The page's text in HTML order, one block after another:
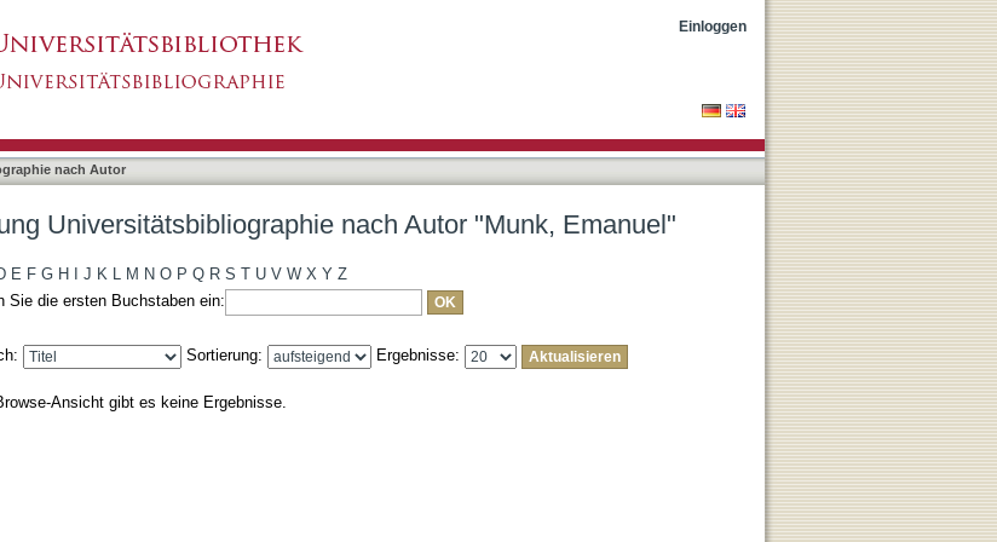
Einloggen
nach Autor
Universitätsbibliographie nach Autor "Munk, Emanuel"
E F G H J K L M N O P Q R S T U V W X Y Z
Sie die ersten Buchstaben ein:
Sortierung: Ergebnisse:
Ansicht gibt es keine Ergebnisse.